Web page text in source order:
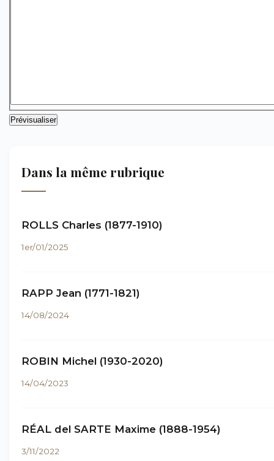
Dans la même rubrique
ROLLS Charles (1877-1910)
1er/01/2025
RAPP Jean (1771-1821)
14/08/2024
ROBIN Michel (1930-2020)
14/04/2023
RÉAL del SARTE Maxime (1888-1954)
3/11/2022